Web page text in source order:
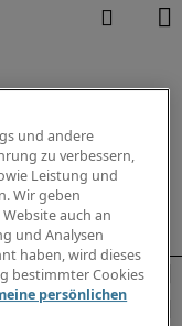
und andere
zu verbessern,
Leistung und
Wir geben
auch an
und Analysen
haben, wird dieses
bestimmter Cookies
persönlichen